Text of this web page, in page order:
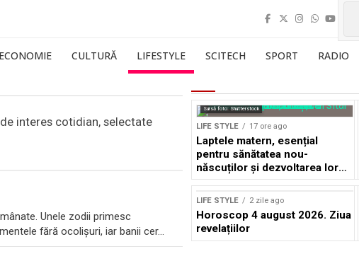
ECONOMIE CULTURĂ LIFESTYLE SCITECH SPORT RADIO
interes cotidian, selectate
Unele zodii primesc
fără ocolișuri, iar banii cer...
Sursă foto: Shutterstock
LIFE STYLE 17 ore ago
Laptele matern, esențial
pentru sănătatea nou-
născuților și dezvoltarea lor
neurologică
LIFE STYLE 2 zile ago
Horoscop 4 august 2026. Ziua
revelațiilor